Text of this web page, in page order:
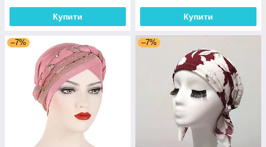
Купити Купити
–7% –7%